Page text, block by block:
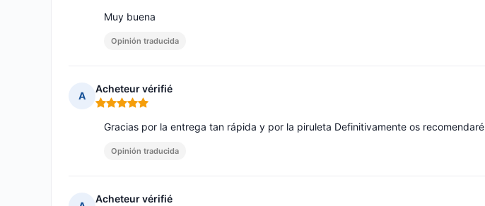
Muy buena
Opinión traducida
A
Acheteur vérifié
Nota: 5 de 5
Gracias por la entrega tan rápida y por la piruleta Definitivamente os recomendaré
Opinión traducida
Acheteur vérifié